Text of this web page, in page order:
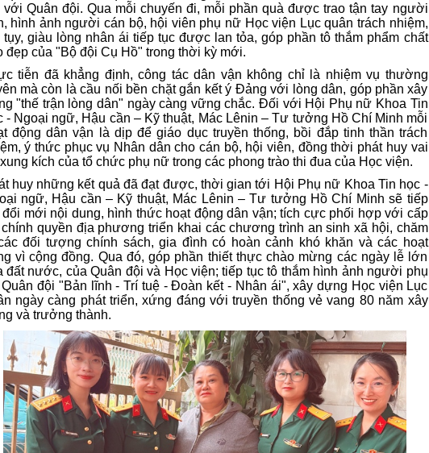
với Quân đội. Qua mỗi chuyến đi, mỗi phần quà được trao tận tay người
hình ảnh người cán bộ, hội viên phụ nữ Học viện Lục quân trách nhiệm,
tụy, giàu lòng nhân ái tiếp tục được lan tỏa, góp phần tô thắm phẩm chất
đẹp của "Bộ đội Cụ Hồ" trong thời kỳ mới.
tiễn đã khẳng định, công tác dân vận không chỉ là nhiệm vụ thường
mà còn là cầu nối bền chặt gắn kết ý Đảng với lòng dân, góp phần xây
"thế trận lòng dân" ngày càng vững chắc. Đối với Hội Phụ nữ Khoa Tin
- Ngoại ngữ, Hậu cần – Kỹ thuật, Mác Lênin – Tư tưởng Hồ Chí Minh mỗi
động dân vận là dịp để giáo dục truyền thống, bồi đắp tinh thần trách
ý thức phục vụ Nhân dân cho cán bộ, hội viên, đồng thời phát huy vai
kích của tổ chức phụ nữ trong các phong trào thi đua của Học viện.
huy những kết quả đã đạt được, thời gian tới Hội Phụ nữ Khoa Tin học -
ngữ, Hậu cần – Kỹ thuật, Mác Lênin – Tư tưởng Hồ Chí Minh sẽ tiếp
đổi mới nội dung, hình thức hoạt động dân vận; tích cực phối hợp với cấp
chính quyền địa phương triển khai các chương trình an sinh xã hội, chăm
đối tượng chính sách, gia đình có hoàn cảnh khó khăn và các hoạt
vì cộng đồng. Qua đó, góp phần thiết thực chào mừng các ngày lễ lớn
đất nước, của Quân đội và Học viện; tiếp tục tô thắm hình ảnh người phụ
đội "Bản lĩnh - Trí tuệ - Đoàn kết - Nhân ái", xây dựng Học viện Lục
ngày càng phát triển, xứng đáng với truyền thống vẻ vang 80 năm xây
và trưởng thành.